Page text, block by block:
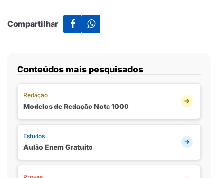
Compartilhar
Conteúdos mais pesquisados
Redação
Modelos de Redação Nota 1000
Estudos
Aulão Enem Gratuito